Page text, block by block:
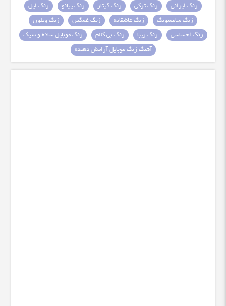
زنگ ایرانی
زنگ ترکی زنگ گیتار زنگ پیانو
زنگ اپل
زنگ سامسونگ
زنگ عاشقانه زنگ غمگین
زنگ ویلون
زنگ احساسی
زنگ زیبا زنگ بی کلام
زنگ موبایل ساده و شیک
آهنگ زنگ موبایل آرامش دهنده